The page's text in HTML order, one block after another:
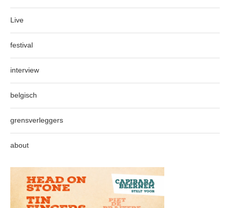
Live
festival
interview
belgisch
grensverleggers
about